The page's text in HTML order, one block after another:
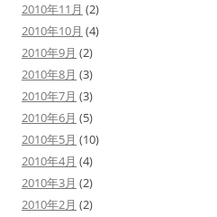
2010年11月 (2)
2010年10月 (4)
2010年9月 (2)
2010年8月 (3)
2010年7月 (3)
2010年6月 (5)
2010年5月 (10)
2010年4月 (4)
2010年3月 (2)
2010年2月 (2)